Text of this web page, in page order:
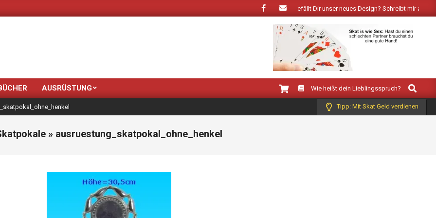
Neue Farben bringt der Frühling: Wie gefällt Dir unser neues Design? Schreibt mir auf
AUSRÜSTUNG Wie heißt dein Lieblingsspruch?
Search
Tipp: Mit Skat Geld verdienen
» ausruestung_skatpokal_ohne_henkel